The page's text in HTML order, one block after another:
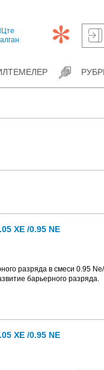
XE /0.95 NE
разряда в смеси 0.95
барьерного разряда.
XE /0.95 NE